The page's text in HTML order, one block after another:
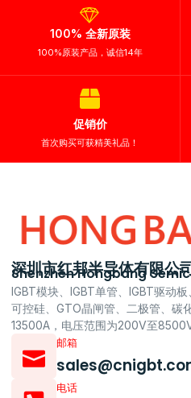
100% 全新原装
100%原装产品，诚信14年
促销价
首次购买可获精美礼品！
深圳市红邦半导体有限公
Shenzhen Hongbang
IGBT模块、IGBT单管、IGBT驱动
可控硅、GTO晶闸管、二极管、碳
13500A，电压范围为200V至8500V
邮箱
电话